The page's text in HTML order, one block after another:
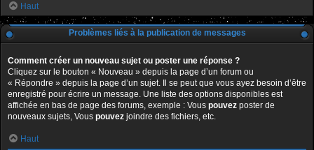
Haut
Problèmes liés à la publication de messages
Comment créer un nouveau sujet ou poster une réponse ?
Cliquez sur le bouton « Nouveau » depuis la page d’un forum ou
« Répondre » depuis la page d’un sujet. Il se peut que vous ayez besoin d’être
enregistré pour écrire un message. Une liste des options disponibles est
affichée en bas de page des forums, exemple : Vous pouvez poster de
nouveaux sujets, Vous pouvez joindre des fichiers, etc.
Haut